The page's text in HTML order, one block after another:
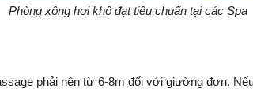
Phòng xông hơi khô đạt tiêu chuẩn tại các Spa
phải nên từ 6-8m đối với giường đơn.